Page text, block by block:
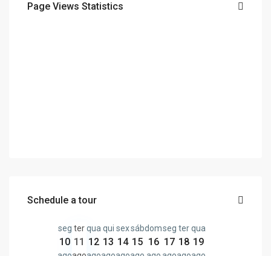
Page Views Statistics
Schedule a tour
seg
10
ter
11
qua
12
qui
13
sex
14
sáb
15
dom
16
seg
17
ter
18
qua
19